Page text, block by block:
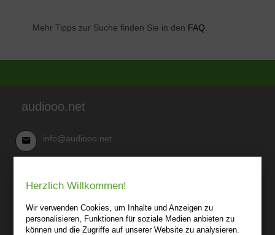
Mehr Tipps zur Suche finden Sie in den FAQ
audiooo.net
info@audiooo.net
03 41-25 69 27 20
audiooo.net
Lindenthaler Straße 15
04155 Leipzig
Herzlich Willkommen!
Wir verwenden Cookies, um Inhalte und Anzeigen zu
personalisieren, Funktionen für soziale Medien anbieten zu
können und die Zugriffe auf unserer Website zu analysieren.